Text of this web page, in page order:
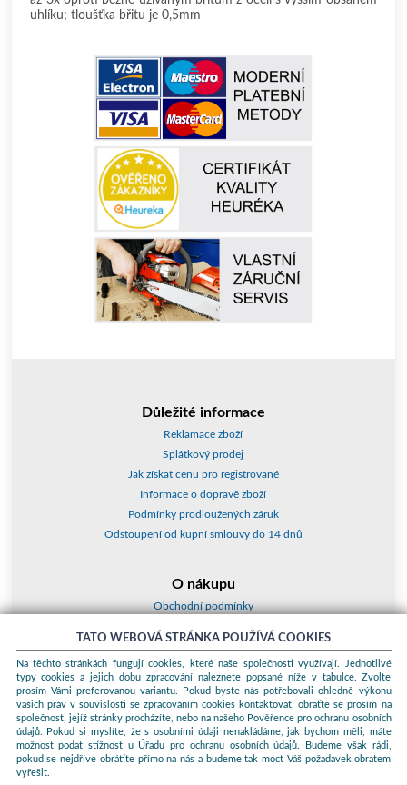
uhlíku; tloušťka břitu je 0,5mm
Důležité informace
Reklamace zboží
Splátkový prodej
Jak získat cenu pro registrované
Informace o dopravě zboží
Podmínky prodloužených záruk
Odstoupení od kupní smlouvy do 14 dnů
O nákupu
Obchodní podmínky
Kontakty a adresy
Essox splátky
Podle zákona o evidenci tržeb je prodávající povinen vystavit kupujícímu
účtenku. Zároveň je povinen zaevidovat přijatou tržbu u správce daně
online; v případě technického výpadku pak nejpozději do 48 hodin.
© 2026 ProKauf Komplex s.r.o. Všechna práva vyhrazena.
TATO WEBOVÁ STRÁNKA POUŽÍVÁ COOKIES
Na těchto stránkách fungují cookies, které naše společnosti využívají. Jednotlivé
typy cookies a jejich dobu zpracování naleznete popsané níže v tabulce. Zvolte
prosím Vámi preferovanou variantu. Pokud byste nás potřebovali ohledně výkonu
vašich práv v souvislosti se zpracováním cookies kontaktovat, obraťte se prosím na
společnost, jejíž stránky procházíte, nebo na našeho Pověřence pro ochranu osobních
údajů. Pokud si myslíte, že s osobními údaji nenakládáme, jak bychom měli, máte
možnost podat stížnost u Úřadu pro ochranu osobních údajů. Budeme však rádi,
pokud se nejdříve obrátíte přímo na nás a budeme tak moct Váš požadavek obratem
vyřešit.